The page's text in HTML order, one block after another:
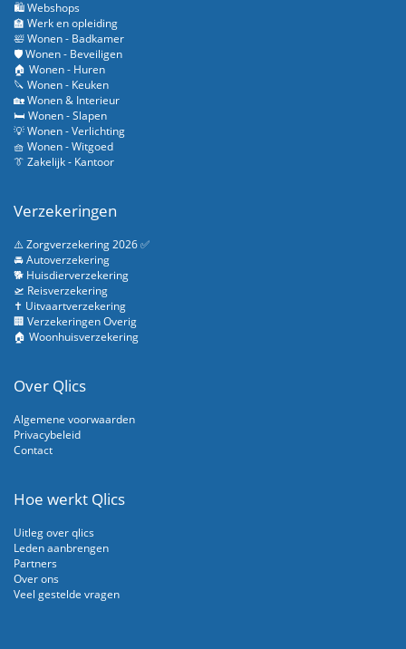
🛍️ Webshops
🏫 Werk en opleiding
🛀 Wonen - Badkamer
🛡️ Wonen - Beveiligen
🏠 Wonen - Huren
🔪 Wonen - Keuken
🏡 Wonen & Interieur
🛏️ Wonen - Slapen
💡 Wonen - Verlichting
🧺 Wonen - Witgoed
👔 Zakelijk - Kantoor
Verzekeringen
⚠️ Zorgverzekering 2026 ✅
🚘 Autoverzekering
🐕 Huisdierverzekering
🛫 Reisverzekering
✝️ Uitvaartverzekering
🏢 Verzekeringen Overig
🏠 Woonhuisverzekering
Over Qlics
Algemene voorwaarden
Privacybeleid
Contact
Hoe werkt Qlics
Uitleg over qlics
Leden aanbrengen
Partners
Over ons
Veel gestelde vragen